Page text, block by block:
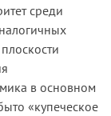
среди
в основном
«купеческое